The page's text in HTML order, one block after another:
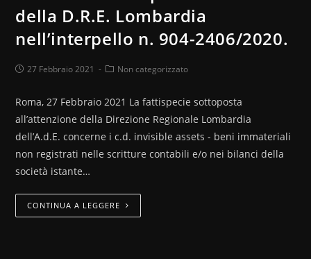
della D.R.E. Lombardia
nell’interpello n. 904-2406/2020.
27 Febbraio 2021 Non categorizzato
Roma, 27 Febbraio 2021 La fattispecie sottoposta
all’attenzione della Direzione Regionale Lombardia
dell’A.d.E. concerne i c.d. invisible assets - beni immateriali
non registrati nelle scritture contabili e/o nei bilanci della
società istante…
CONTINUA A LEGGERE